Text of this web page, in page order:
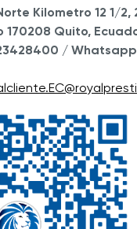
Kilometro 12 1/2,
170208 Quito,
/